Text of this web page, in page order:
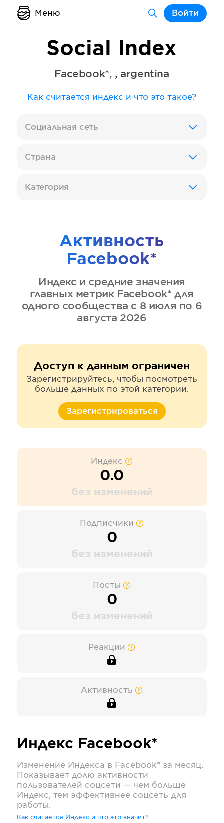
Меню Войти
Social Index
Facebook*, , argentina
Как считается индекс и что это такое?
Социальная сеть
Страна
Категория
Активность
Facebook*
Индекс и средние значения
главных метрик Facebook* для
одного сообщества с 8 июля по 6
августа 2026
Доступ к данным ограничен
Зарегистрируйтесь, чтобы посмотреть
больше данных по этой категории.
Зарегистрироваться
Индекс
0.0
без изменений
Подписчики
0
без изменений
Посты
0
без изменений
Реакции
Активность
Индекс Facebook*
Изменение Индекса в Facebook* за месяц.
Показывает долю активности
пользователей соцсети — чем больше
Индекс, тем эффективнее соцсеть для
работы.
Как считается Индекс и что это значит?